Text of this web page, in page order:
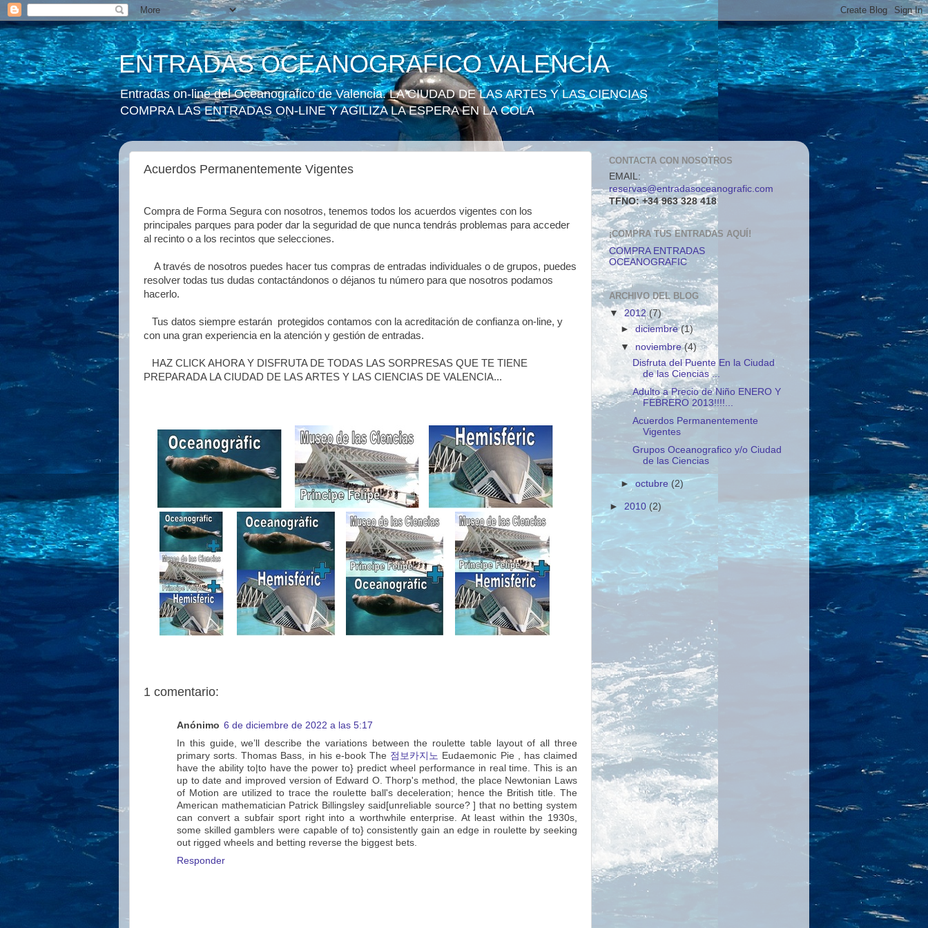
ENTRADAS OCEANOGRAFICO VALENCIA
Entradas on-line del Oceanografico de Valencia. LA CIUDAD DE LAS ARTES Y LAS CIENCIAS
COMPRA LAS ENTRADAS ON-LINE Y AGILIZA LA ESPERA EN LA COLA
Acuerdos Permanentemente Vigentes
Compra de Forma Segura con nosotros, tenemos todos los acuerdos vigentes con los
principales parques para poder dar la seguridad de que nunca tendrás problemas para acceder
al recinto o a los recintos que selecciones.
A través de nosotros puedes hacer tus compras de entradas individuales o de grupos, puedes
resolver todas tus dudas contactándonos o déjanos tu número para que nosotros podamos
hacerlo.
Tus datos siempre estarán protegidos contamos con la acreditación de confianza on-line, y
con una gran experiencia en la atención y gestión de entradas.
HAZ CLICK AHORA Y DISFRUTA DE TODAS LAS SORPRESAS QUE TE TIENE
PREPARADA LA CIUDAD DE LAS ARTES Y LAS CIENCIAS DE VALENCIA...
1 comentario:
Anónimo 6 de diciembre de 2022 a las 5:17
In this guide, we’ll describe the variations between the roulette table layout of all three
primary sorts. Thomas Bass, in his e-book The 점보카지노 Eudaemonic Pie , has claimed
have the ability to|to have the power to} predict wheel performance in real time. This is an
up to date and improved version of Edward O. Thorp's method, the place Newtonian Laws
of Motion are utilized to trace the roulette ball's deceleration; hence the British title. The
American mathematician Patrick Billingsley said[unreliable source? ] that no betting system
can convert a subfair sport right into a worthwhile enterprise. At least within the 1930s,
some skilled gamblers were capable of to} consistently gain an edge in roulette by seeking
out rigged wheels and betting reverse the biggest bets.
Responder
CONTACTA CON NOSOTROS
EMAIL:
reservas@entradasoceanografic.com
TFNO: +34 963 328 418
¡COMPRA TUS ENTRADAS AQUÍ!
COMPRA ENTRADAS
OCEANOGRAFIC
ARCHIVO DEL BLOG
▼ 2012(7)
►diciembre(1)
▼ noviembre(4)
Disfruta del Puente En la Ciudad
de las Ciencias ...
Adulto a Precio de Niño ENERO Y
FEBRERO 2013!!!!...
Acuerdos Permanentemente
Vigentes
Grupos Oceanografico y/o Ciudad
de las Ciencias
►octubre(2)
► 2010 (2)